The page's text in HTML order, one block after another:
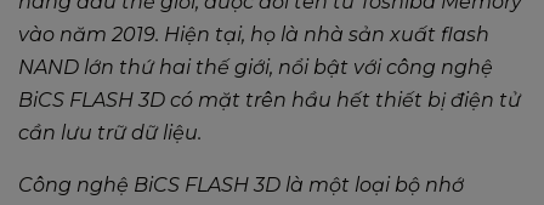
vào năm 2019. Hiện tại, họ là nhà sản xuất flash
NAND lớn thứ hai thế giới, nổi bật với công nghệ
BiCS FLASH 3D có mặt trên hầu hết thiết bị điện tử
cần lưu trữ dữ liệu.
Công nghệ BiCS FLASH 3D là một loại bộ nhớ